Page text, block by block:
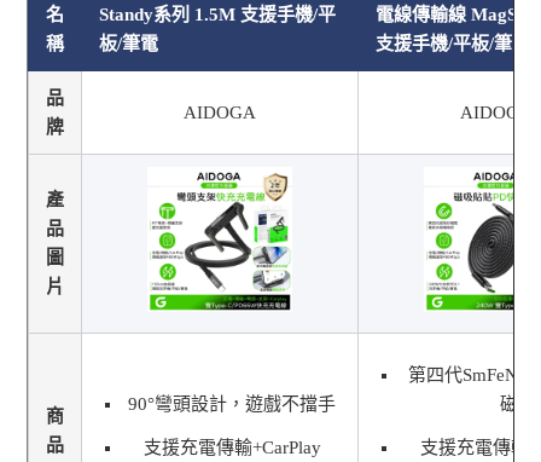
名
稱
Standy系列 1.5M 支援手機/平
板/筆電
電線傳輸線
支援手機/平板/筆電
品
牌
AIDOGA AIDOGA
產
品
圖
片
商
品
90°彎頭設計，遊戲不擋手
支援充電傳輸+CarPlay
第四代SmFeN
磁
支援充電傳輸